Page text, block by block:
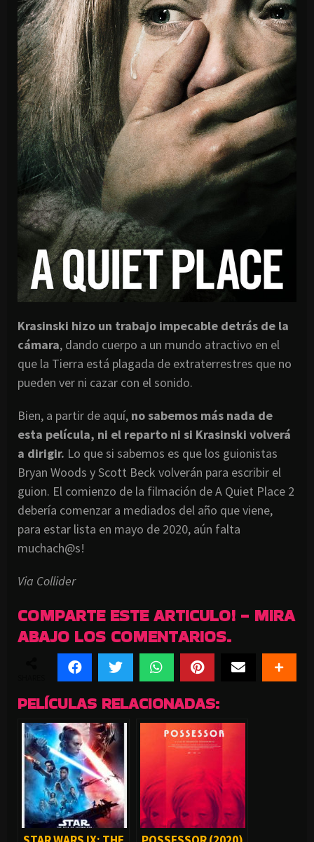
Krasinski hizo un trabajo impecable detrás de la
cámara, dando cuerpo a un mundo atractivo en el
que la Tierra está plagada de extraterrestres que no
pueden ver ni cazar con el sonido.
Bien, a partir de aquí, no sabemos más nada de
esta película, ni el reparto ni si Krasinski volverá
a dirigir. Lo que si sabemos es que los guionistas
Bryan Woods y Scott Beck volverán para escribir el
guion. El comienzo de la filmación de A Quiet Place 2
debería comenzar a mediados del año que viene,
para estar lista en mayo de 2020, aún falta
muchach@s!
Via Collider
COMPARTE ESTE ARTICULO! - MIRA
ABAJO LOS COMENTARIOS.
PELÍCULAS RELACIONADAS: